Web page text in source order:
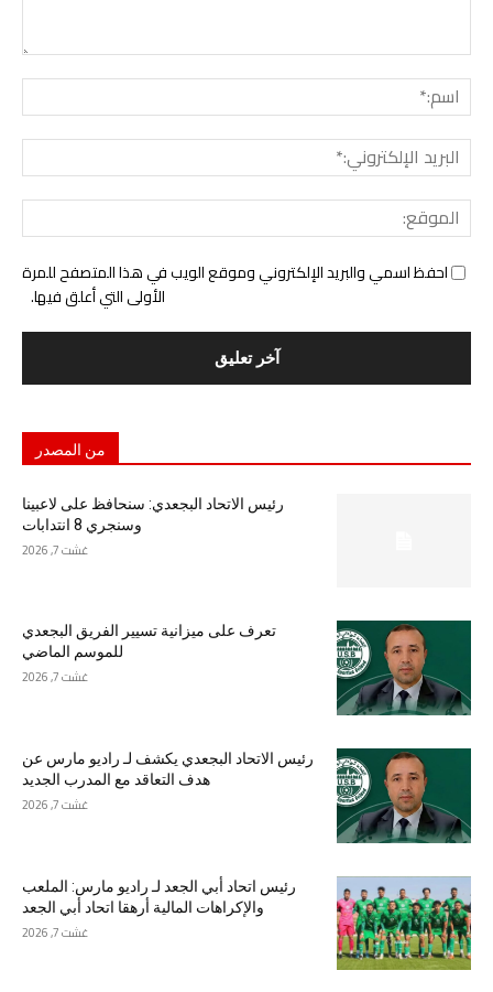
احفظ اسمي والبريد الإلكتروني وموقع الويب في هذا المتصفح للمرة
الأولى التي أعلق فيها.
من المصدر
رئيس الاتحاد البجعدي: سنحافظ على لاعبينا
وسنجري 8 انتدابات
غشت 7, 2026
تعرف على ميزانية تسيير الفريق البجعدي
للموسم الماضي
غشت 7, 2026
رئيس الاتحاد البجعدي يكشف لـ راديو مارس عن
هدف التعاقد مع المدرب الجديد
غشت 7, 2026
رئيس اتحاد أبي الجعد لـ راديو مارس: الملعب
والإكراهات المالية أرهقا اتحاد أبي الجعد
غشت 7, 2026